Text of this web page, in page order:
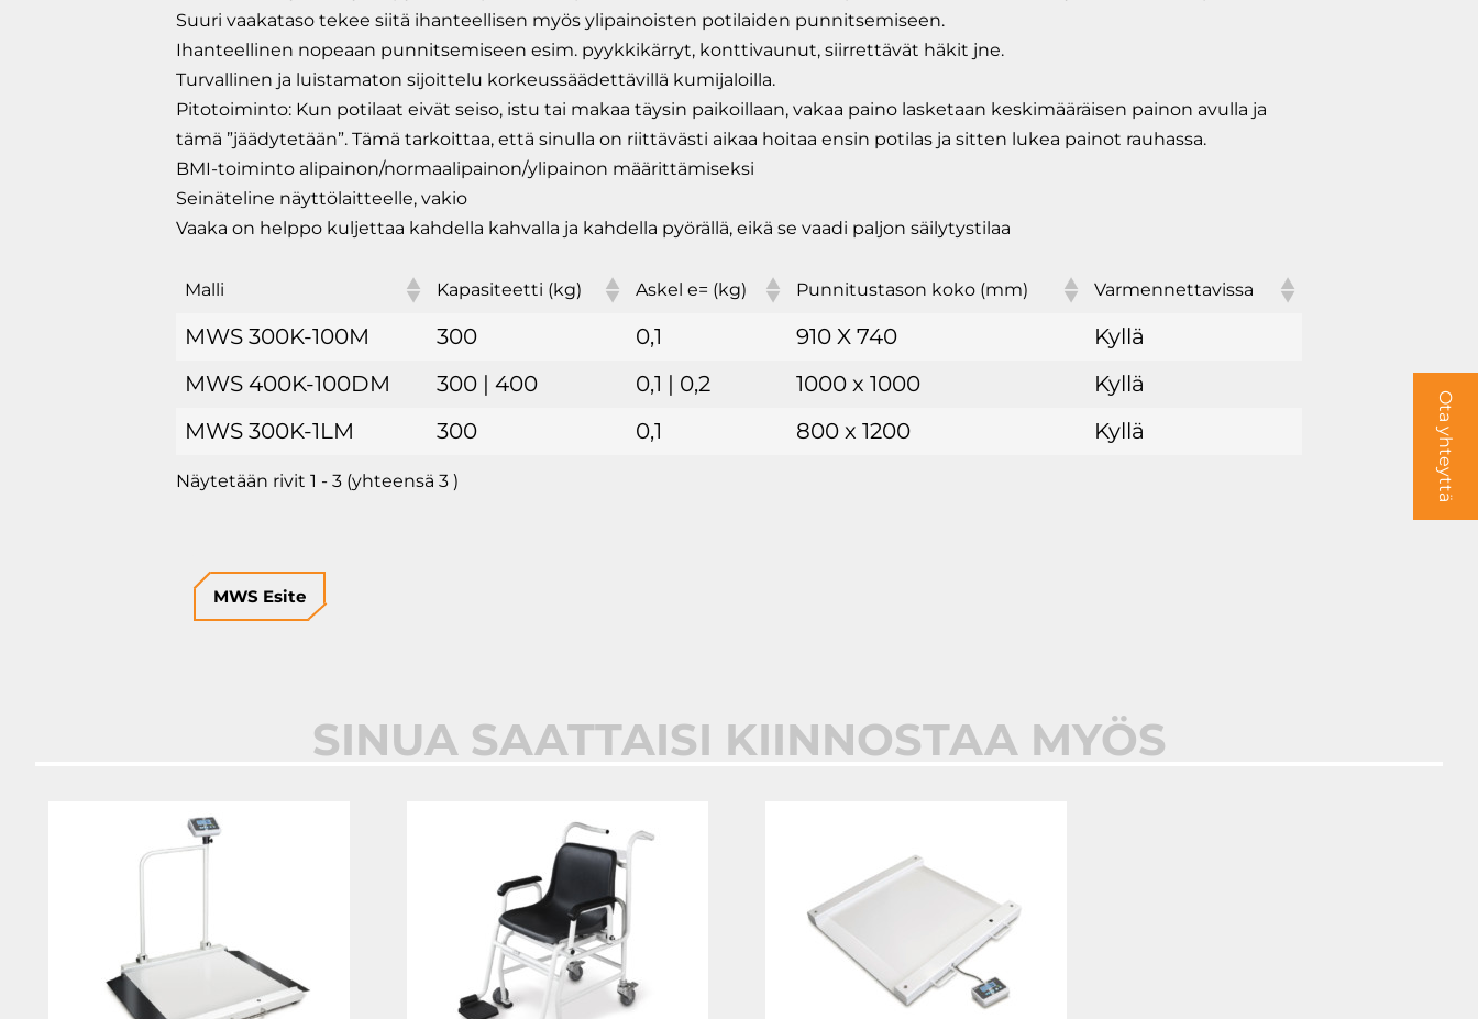
Suuri vaakataso tekee siitä ihanteellisen myös ylipainoisten potilaiden punnitsemiseen.
Ihanteellinen nopeaan punnitsemiseen esim. pyykkikärryt, konttivaunut, siirrettävät häkit jne.
Turvallinen ja luistamaton sijoittelu korkeussäädettävillä kumijaloilla.
Pitotoiminto: Kun potilaat eivät seiso, istu tai makaa täysin paikoillaan, vakaa paino lasketaan keskimääräisen painon avulla ja
tämä ”jäädytetään”. Tämä tarkoittaa, että sinulla on riittävästi aikaa hoitaa ensin potilas ja sitten lukea painot rauhassa.
BMI-toiminto alipainon/normaalipainon/ylipainon määrittämiseksi
Seinäteline näyttölaitteelle, vakio
Vaaka on helppo kuljettaa kahdella kahvalla ja kahdella pyörällä, eikä se vaadi paljon säilytystilaa
Malli Kapasiteetti (kg) Askel e= (kg) Punnitustason koko (mm) Varmennettavissa
MWS 300K-100M 300 0,1 910 X 740
Kyllä
MWS 400K-100DM
300 | 400 0,1 | 0,2 1000 x 1000
Kyllä
MWS 300K-1LM
300 0,1 800 x 1200 Kyllä
Näytetään rivit 1 - 3 (yhteensä 3 )
MWS Esite
SINUA SAATTAISI KIINNOSTAA MYÖS
Ota yhteyttä